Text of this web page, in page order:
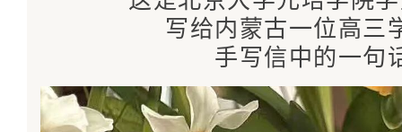
写给内蒙古一位高三
手写信中的一句